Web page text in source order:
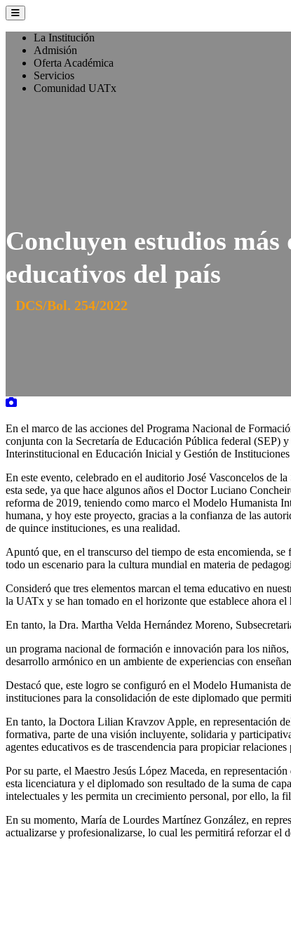
La Institución
Admisión
Oferta Académica
Servicios
Comunidad UATx
Concluyen estudios más
educativos del país
DCS/Bol. 254/2022
En el marco de las acciones del Programa Nacional de
conjunta con la Secretaría de Educación Pública federal
Interinstitucional en Educación Inicial y Gestión de
En este evento, celebrado en el auditorio José Vasconcelos
esta sede, ya que hace algunos años el Doctor Luciano
reforma de 2019, teniendo como marco el Modelo Humanista
humana, y hoy este proyecto, gracias a la confianza de las
de quince instituciones, es una realidad.
Apuntó que, en el transcurso del tiempo de esta encomienda,
todo un escenario para la cultura mundial en materia de
Consideró que tres elementos marcan el tema educativo en
la UATx y se han tomado en el horizonte que establece ahora
En tanto, la Dra. Martha Velda Hernández Moreno,
un programa nacional de formación e innovación para los
desarrollo armónico en un ambiente de experiencias con
Destacó que, este logro se configuró en el Modelo Humanista
instituciones para la consolidación de este diplomado que
En tanto, la Doctora Lilian Kravzov Apple, en representación
formativa, parte de una visión incluyente, solidaria y
agentes educativos es de trascendencia para propiciar
Por su parte, el Maestro Jesús López Maceda, en
esta licenciatura y el diplomado son resultado de la suma de
intelectuales y les permita un crecimiento personal, por ello, la
En su momento, María de Lourdes Martínez González, en
actualizarse y profesionalizarse, lo cual les permitirá reforzar el